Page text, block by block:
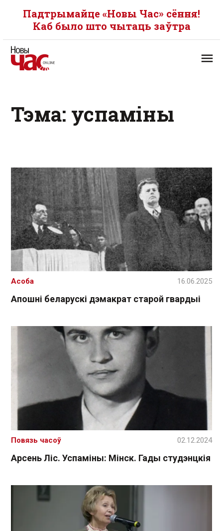
Падтрымайце «Новы Час» сёння!
Каб было што чытаць заўтра
Тэма: успаміны
Апошні беларускі дэмакрат старой гвардыі
Асоба 16.06.2025
Арсень Ліс. Успаміны: Мінск. Гады студэнцкія
Повязь часоў 02.12.2024